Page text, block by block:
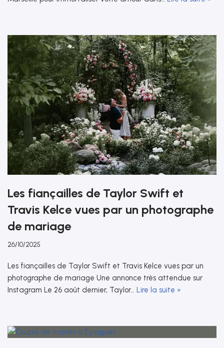
Les fiançailles de Taylor Swift et
Travis Kelce vues par un photographe
de mariage
26/10/2025
Les fiançailles de Taylor Swift et Travis Kelce vues par un
photographe de mariage Une annonce très attendue sur
Instagram Le 26 août dernier, Taylor… Lire la suite »